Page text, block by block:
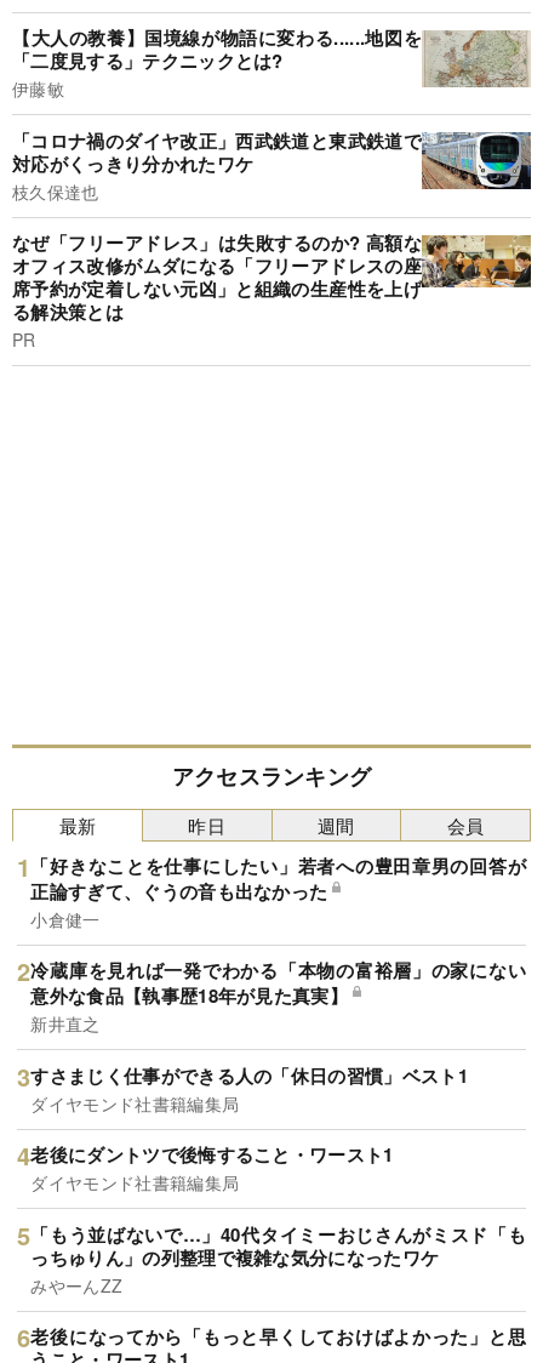
【大人の教養】国境線が物語に変わる......地図を
「二度見する」テクニックとは?
伊藤敏
「コロナ禍のダイヤ改正」西武鉄道と東武鉄道で
対応がくっきり分かれたワケ
枝久保達也
なぜ「フリーアドレス」は失敗するのか? 高額な
オフィス改修がムダになる「フリーアドレスの座
席予約が定着しない元凶」と組織の生産性を上げ
る解決策とは
PR
アクセスランキング
最新
「好きなことを仕事にしたい」若者への豊田章男の回答が
正論すぎて、ぐうの音も出なかった
小倉健一
冷蔵庫を見れば一発でわかる「本物の富裕層」の家にない
意外な食品【執事歴18年が見た真実】
新井直之
すさまじく仕事ができる人の「休日の習慣」ベスト1
ダイヤモンド社書籍編集局
老後にダントツで後悔すること・ワースト1
ダイヤモンド社書籍編集局
「もう並ばないで…」40代タイミーおじさんがミスド「も
っちゅりん」の列整理で複雑な気分になったワケ
みやーんZZ
老後になってから「もっと早くしておけばよかった」と思
昨日 週間 会員